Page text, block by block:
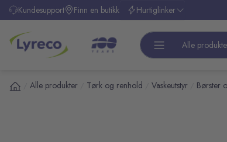
hovedinnhold
Kundesupport Finn en butikk Hurtiglinker
Alle
Alle produkter Tørk og renhold Vaskeutstyr Børster